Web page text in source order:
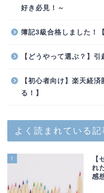
好き必見！～
簿記3級合格しました！
【どうやって選ぶ？】
【初心者向け】楽天経
る！】
よく読まれている記
1
【
れ
感